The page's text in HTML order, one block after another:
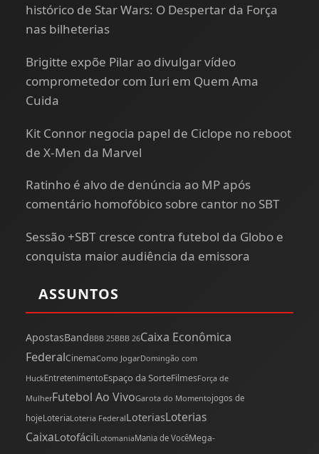
histórico de Star Wars: O Despertar da Força
nas bilheterias
Brigitte expõe Pilar ao divulgar vídeo
comprometedor com Iuri em Quem Ama
Cuida
Kit Connor negocia papel de Ciclope no reboot
de X-Men da Marvel
Ratinho é alvo de denúncia ao MP após
comentário homofóbico sobre cantor no SBT
Sessão +SBT cresce contra futebol da Globo e
conquista maior audiência da emissora
ASSUNTOS
ApostasBandBBB 25BBB 26Caixa Econômica
FederalCinemaComo JogarDomingão com
HuckEntretenimentoEspaço da SorteFilmesForça de
MulherFutebol Ao VivoGarota do Momentojogos de
hojeLoteriaLoteria FederalLoteriasLoterias
CaixaLotofácilLotomaniaMania de VocêMega-